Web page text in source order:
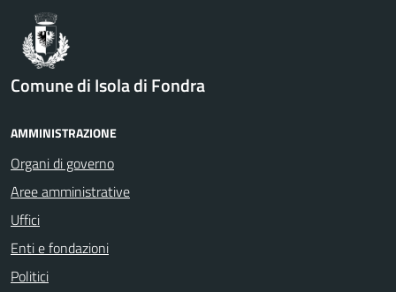
Comune di Isola di Fondra
AMMINISTRAZIONE
Organi di governo
Aree amministrative
Uffici
Enti e fondazioni
Politici